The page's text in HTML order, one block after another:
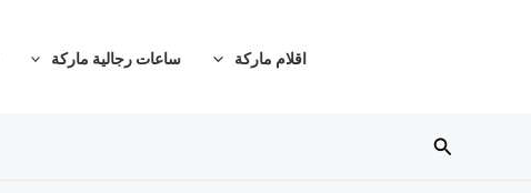
اقلام ماركة ساعات رجالية ماركة
البحث